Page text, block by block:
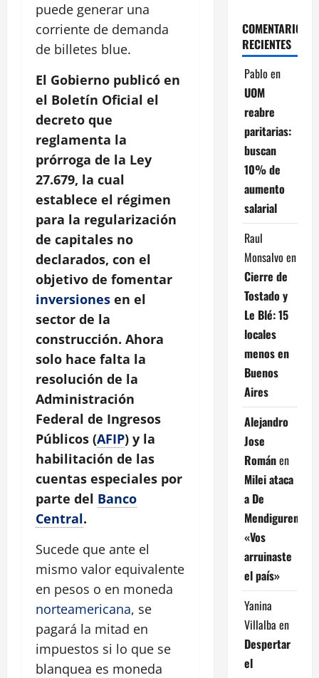
puede generar una
corriente de demanda
de billetes blue.
El Gobierno publicó en
el Boletín Oficial el
decreto que
reglamenta la
prórroga de la Ley
27.679, la cual
establece el régimen
para la regularización
de capitales no
declarados, con el
objetivo de fomentar
inversiones en el
sector de la
construcción. Ahora
solo hace falta la
resolución de la
Administración
Federal de Ingresos
Públicos (AFIP) y la
habilitación de las
cuentas especiales por
parte del Banco
Central.
Sucede que ante el
mismo valor equivalente
en pesos o en moneda
norteamericana, se
pagará la mitad en
impuestos si lo que se
blanquea es moneda
COMENTARIOS
RECIENTES
Pablo en
UOM
reabre
paritarias:
buscan
10% de
aumento
salarial
Raul
Monsalvo en
Cierre de
Tostado y
Le Blé: 15
locales
menos en
Buenos
Aires
Alejandro
Jose
Románen
Milei ataca
a De
Mendiguren:
«Vos
arruinaste
el país»
Yanina
Villalba en
Despertar
el